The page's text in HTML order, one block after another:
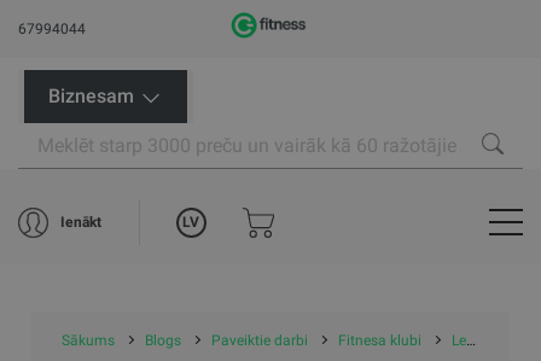
67994044
Biznesam
Ienākt LV
Sākums Blogs Paveiktie darbi Fitnesa klubi Lemon Gym Teika (LV)